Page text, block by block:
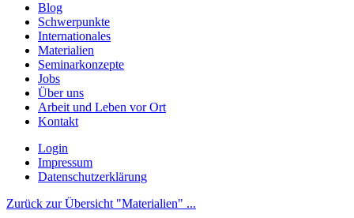
Blog
Schwerpunkte
Internationales
Materialien
Seminarkonzepte
Jobs
Über uns
Arbeit und Leben vor Ort
Kontakt
Login
Impressum
Datenschutzerklärung
Zurück zur Übersicht "Materialien" ...